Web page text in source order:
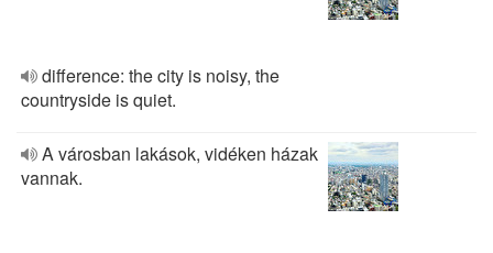
difference: the city is noisy, the
countryside is quiet.
A városban lakások, vidéken házak
vannak.